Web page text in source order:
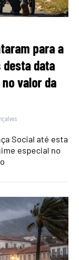
para a
desta data
valor da
Social até esta
especial no